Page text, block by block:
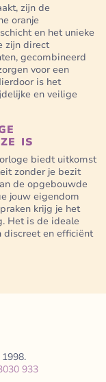
zijn de
oranje
en het unieke
zijn direct
gecombineerd
voor een
is het
en veilige
IS
biedt uitkomst
zonder je bezit
de opgebouwde
jouw eigendom
krijg je het
Het is de ideale
en efficiënt
933